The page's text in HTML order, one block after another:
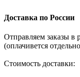
Доставка по России
Отправляем заказы
(оплачивется
Стоимость доставки: